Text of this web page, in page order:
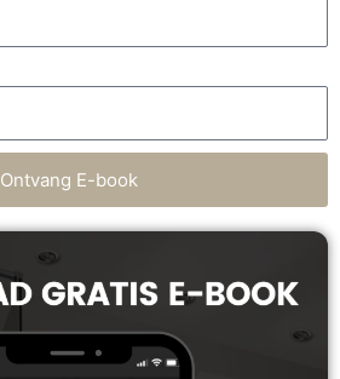
Ontvang E-book